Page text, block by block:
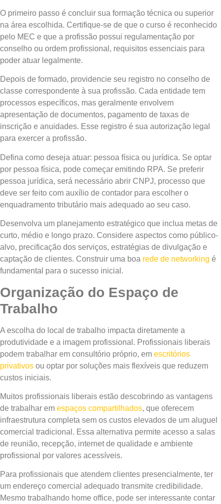
O primeiro passo é concluir sua formação técnica ou superior
na área escolhida. Certifique-se de que o curso é reconhecido
pelo MEC e que a profissão possui regulamentação por
conselho ou ordem profissional, requisitos essenciais para
poder atuar legalmente.
Depois de formado, providencie seu registro no conselho de
classe correspondente à sua profissão. Cada entidade tem
processos específicos, mas geralmente envolvem
apresentação de documentos, pagamento de taxas de
inscrição e anuidades. Esse registro é sua autorização legal
para exercer a profissão.
Defina como deseja atuar: pessoa física ou jurídica. Se optar
por pessoa física, pode começar emitindo RPA. Se preferir
pessoa jurídica, será necessário abrir CNPJ, processo que
deve ser feito com auxílio de contador para escolher o
enquadramento tributário mais adequado ao seu caso.
Desenvolva um planejamento estratégico que inclua metas de
curto, médio e longo prazo. Considere aspectos como público-
alvo, precificação dos serviços, estratégias de divulgação e
captação de clientes. Construir uma boa rede de networking é
fundamental para o sucesso inicial.
Organização do Espaço de
Trabalho
A escolha do local de trabalho impacta diretamente a
produtividade e a imagem profissional. Profissionais liberais
podem trabalhar em consultório próprio, em escritórios
privativos ou optar por soluções mais flexíveis que reduzem
custos iniciais.
Muitos profissionais liberais estão descobrindo as vantagens
de trabalhar em espaços compartilhados, que oferecem
infraestrutura completa sem os custos elevados de um aluguel
comercial tradicional. Essa alternativa permite acesso a salas
de reunião, recepção, internet de qualidade e ambiente
profissional por valores acessíveis.
Para profissionais que atendem clientes presencialmente, ter
um endereço comercial adequado transmite credibilidade.
Mesmo trabalhando home office, pode ser interessante contar